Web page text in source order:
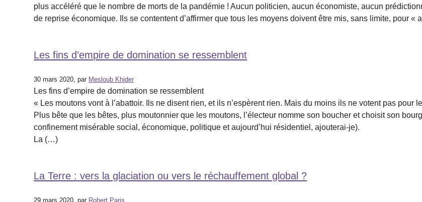
plus accéléré que le nombre de morts de la pandémie ! Aucun politicien, aucun économiste, aucun
de reprise économique. Ils se contentent d’affirmer que tous les moyens doivent être mis, sans limite, pour «
Les fins d’empire de domination se ressemblent
30 mars 2020, par Mesloub Khider
Les fins d’empire de domination se ressemblent
« Les moutons vont à l’abattoir. Ils ne disent rien, et ils n’espèrent rien. Mais du moins ils ne votent pas
Plus bête que les bêtes, plus moutonnier que les moutons, l’électeur nomme son boucher et choisit son
confinement misérable social, économique, politique et aujourd’hui résidentiel, ajouterai-je).
La (…)
La Terre : vers la glaciation ou vers le réchauffement global ?
29 mars 2020, par Robert Paris